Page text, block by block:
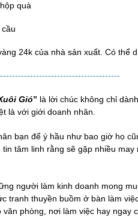
quà
24k của nhà sản xuất. Có thể
Gió” là lời chúc không chỉ
là với giới doanh nhân.
bạn để ý hầu như bao giờ họ
tin tâm linh rằng sẽ gặp nhiều
người làm kinh doanh mong
tranh thuyền buồm ở bàn làm
văn phòng, nơi làm việc hay